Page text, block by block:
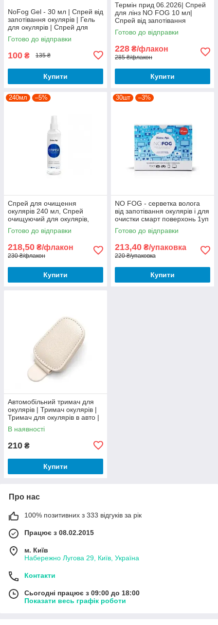
NoFog Gel - 30 мл | Спрей від
запотівання окулярів | Гель
для окулярів | Спрей для
очков
Готово до відправки
100 ₴ 135 ₴
Купити
Термін прид 06.2026| Спрей
для лінз NO FOG 10 мл|
Спрей від запотівання
окулярів| Спрей проти
запотівання окулярів| AntiFog
Готово до відправки
228 ₴/флакон
285 ₴/флакон
Купити
240мл –5%
Спрей для очищення
окулярів 240 мл, Спрей
очищуючий для окулярів,
Спрей для очистки смарт
поверхонь
Готово до відправки
218,50 ₴/флакон
230 ₴/флакон
Купити
30шт –3%
NO FOG - серветка волога
від запотівання окулярів і для
очистки смарт поверхонь 1уп
(30 шт), Волога серветка для
окулярів
Готово до відправки
213,40 ₴/упаковка
220 ₴/упаковка
Купити
Автомобільний тримач для
окулярів | Тримач окулярів |
Тримач для окулярів в авто |
Тримач на козирок в авто
В наявності
210 ₴
Купити
Про нас
100% позитивних з 333 відгуків за рік
Працює з 08.02.2015
м. Київ
Набережно Лугова 29, Київ, Україна
Контакти
Сьогодні працює з 09:00 до 18:00
Показати весь графік роботи